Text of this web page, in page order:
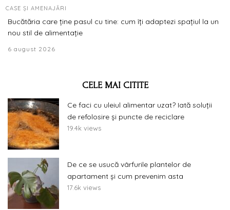
CASE ȘI AMENAJĂRI
Bucătăria care ține pasul cu tine: cum îți adaptezi spațiul la un
nou stil de alimentație
6 august 2026
CELE MAI CITITE
Ce faci cu uleiul alimentar uzat? Iată soluții
de refolosire și puncte de reciclare
19.4k views
De ce se usucă vârfurile plantelor de
apartament și cum prevenim asta
17.6k views